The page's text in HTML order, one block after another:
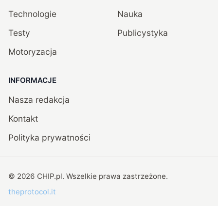
Technologie
Testy
Motoryzacja
Nauka
Publicystyka
INFORMACJE
Nasza redakcja
Kontakt
Polityka prywatności
© 2026 CHIP.pl. Wszelkie prawa zastrzeżone.
theprotocol.it